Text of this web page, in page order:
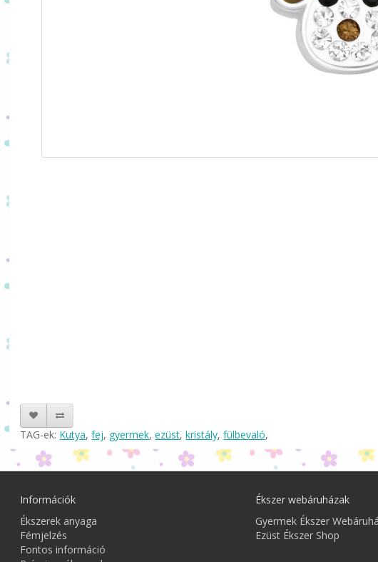
TAG-ek: Kutya,fej, gyermek,ezüst,kristály,fülbevaló,
Információk
Ékszerek anyaga
Fémjelzés
Fontos információ
Ékszer webáruházak
Gyermek Ékszer
Ezüst Ékszer Shop